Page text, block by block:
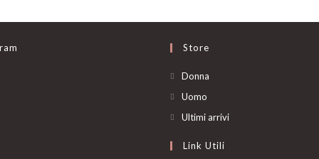
Store
Donna
tab
Uomo
in
new
Ultimi arriviOpens
Link Utili